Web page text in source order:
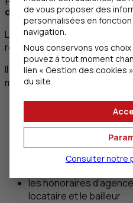
décret.
Les baux en cours n’ont pas
renouvelés.
Il est prévu pour chaque
meublée) des mentions
la destination du
sa surface habitable,
équipements
la date d’effet et la
le montant du loyer et
les honoraires
locataire et le bailleur
de vous proposer des
personnalisées en
navigation.
Nous conservons vos
pouvez à tout moment
lien « Gestion des cookies
du site.
Consulter notre